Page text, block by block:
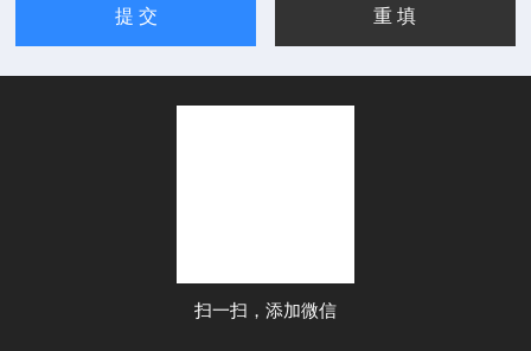
扫一扫，添加微信